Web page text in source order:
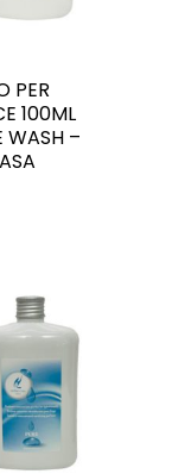
PER
100ML
WASH –